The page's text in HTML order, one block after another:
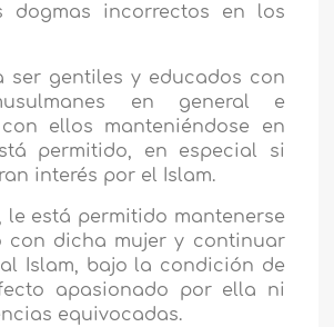
dogmas incorrectos en los
ser gentiles y educados con
en general e
ellos manteniéndose en
permitido, en especial si
interés por el Islam.
le está permitido mantenerse
con dicha mujer y continuar
Islam, bajo la condición de
apasionado por ella ni
equivocadas.